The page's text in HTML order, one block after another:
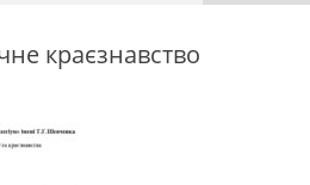
краєзнавство